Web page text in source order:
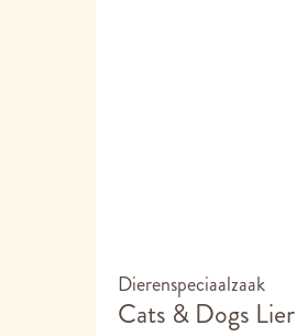
Mechelsesteenweg 360
2820 Bonheiden, België
015 79 39 29
Dierenspeciaalzaak
Cats & Dogs Lier